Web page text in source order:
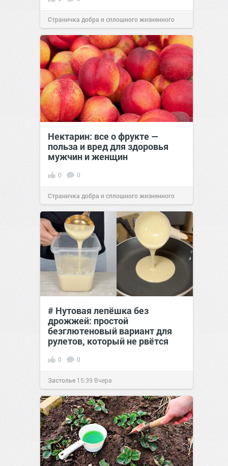
Страничка добра и сплошного жизненного
позитива!00:28Вчера
Нектарин: все о фрукте —
польза и вред для здоровья
мужчин и женщин
0 0
Страничка добра и сплошного жизненного
позитива!00:28Вчера
# Нутовая лепёшка без
дрожжей: простой
безглютеновый вариант для
рулетов, который не рвётся
0 0
Застолье 15:39 Вчера